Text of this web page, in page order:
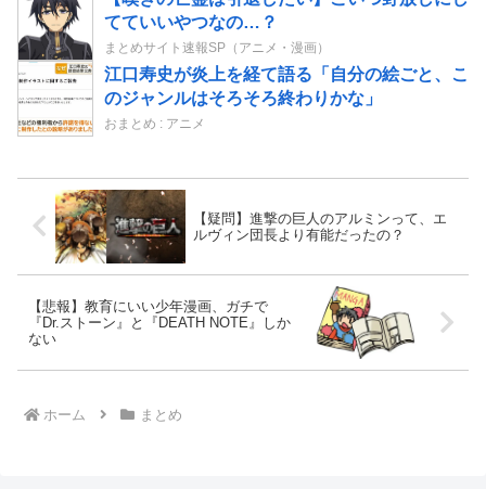
てていいやつなの…？
まとめサイト速報SP（アニメ・漫画）
江口寿史が炎上を経て語る「自分の絵ごと、こ
のジャンルはそろそろ終わりかな」
おまとめ : アニメ
【疑問】進撃の巨人のアルミンって、エ
ルヴィン団長より有能だったの？
【悲報】教育にいい少年漫画、ガチで
『Dr.ストーン』と『DEATH NOTE』しか
ない
ホーム まとめ